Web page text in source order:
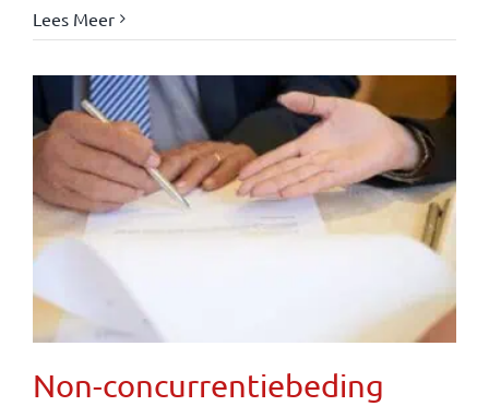
Lees Meer
Non-concurrentiebeding